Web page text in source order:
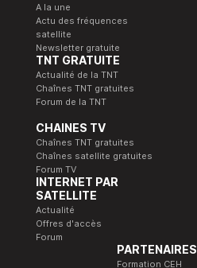
A la une
Actu des fréquences
satellite
Newsletter gratuite
TNT GRATUITE
Actualité de la TNT
Chaînes TNT gratuites
Forum de la TNT
CHAINES TV
Chaînes TNT gratuites
Chaînes satellite gratuites
Forum TV
INTERNET PAR
SATELLITE
Actualité
Offres d'accès
Forum
PARTENAIRES
Formation CEH